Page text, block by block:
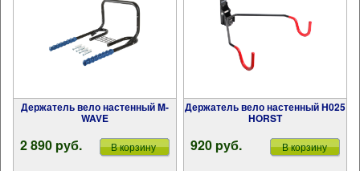
Держатель вело настенный M-
WAVE
2 890 pуб. В корзину
Держатель вело настенный H025
HORST
920 pуб. В корзину